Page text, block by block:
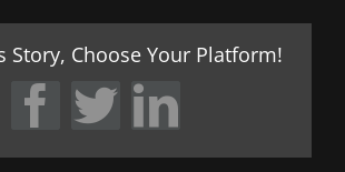
Story, Choose Your Platform!
Facebook
TwitterLinkedIn